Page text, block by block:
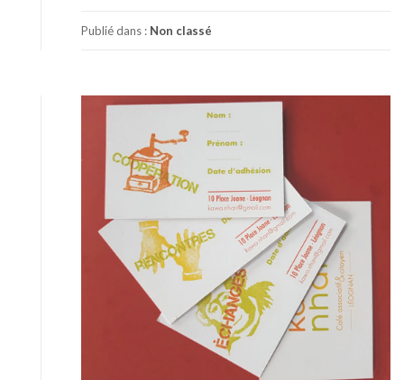
Publié dans : Non classé